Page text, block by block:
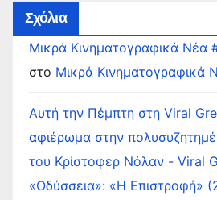
Σχόλια
Μικρά Κινηματογραφικά Νέα
στο Μικρά Κινηματογραφικά
Αυτή την Πέμπτη στη Viral
αφιέρωμα στην
του Κρίστοφερ Νόλαν - Viral
«Οδύσσεια»: «Η Επιστροφή»